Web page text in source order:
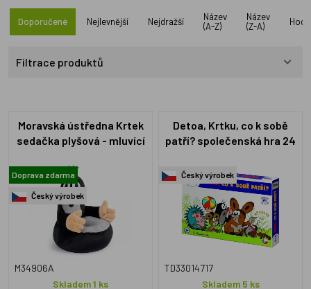
Doporučené Nejlevnější Nejdražší
Název
(A-Z)
Název
(Z-A)
Filtrace produktů
Moravská ústředna Krtek
sedačka plyšová - mluvící
Doprava zdarma
Český výrobek
M34906A
Skladem 1 ks
Detoa, Krtku, co k sobě
patří? společenská hra 24
Český výrobek
TD33014717
Skladem 5 ks